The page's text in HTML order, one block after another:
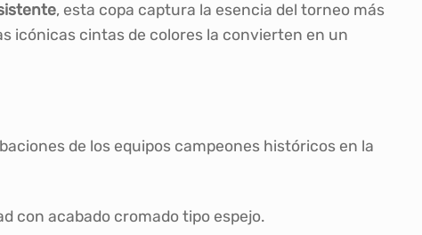
, esta copa captura la esencia del torneo más
icónicas cintas de colores la convierten en un
de los equipos campeones históricos en la
con acabado cromado tipo espejo.